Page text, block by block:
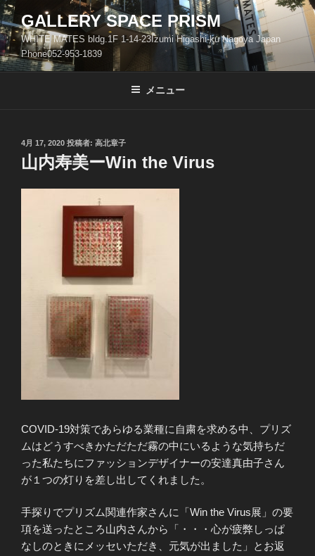
コ
ン
テ
ン
ツ
GALLERY SPACE PRISM
WHITE MATES bldg.1F 1-14-23Izumi Higashi-ku Nagoya Japan
Phone052-953-1839
メニュー
投
日:
4月 17, 2020 投稿者: 高北章子
山内寿美ーWin the Virus
COVID-19対策であらゆる業種に自粛を求める中、プリズ
ムはどうすべきかただただ霧の中にいるような気持ちだ
った私たちにファッションデザイナーの安達真由子さん
が１つの灯りを差し出してくれました。
手探りでプリズム関連作家さんに「Win the Virus展」の要
項を送ったところ山内さんから「・・・心が疲弊しっぱ
なしのときにメッセいただき、元気が出ました」とお返